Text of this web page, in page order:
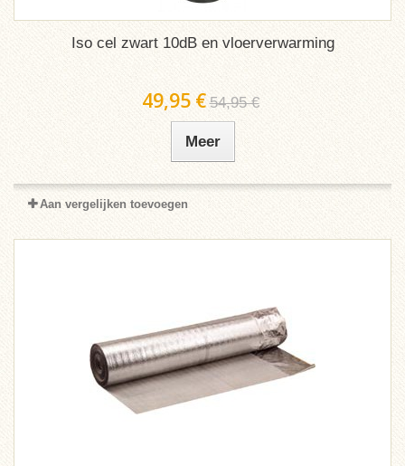
Iso cel zwart 10dB en vloerverwarming
49,95 € 54,95 €
Meer
Aan vergelijken toevoegen